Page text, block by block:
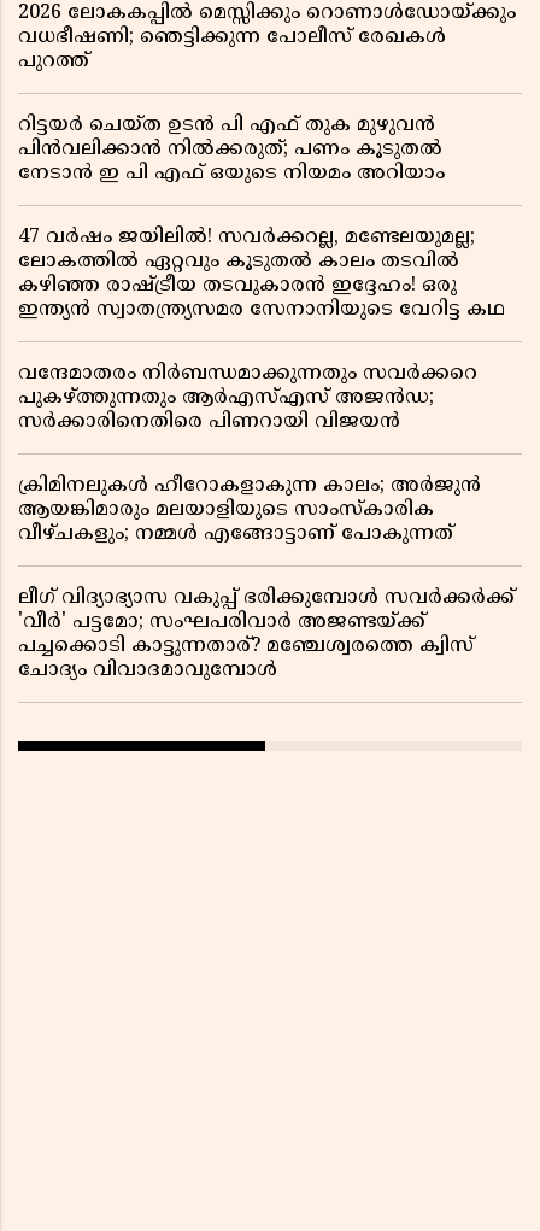
2026 ലോകകപ്പിൽ മെസ്സിക്കും റൊണാൾഡോയ്ക്കും
വധഭീഷണി; ഞെട്ടിക്കുന്ന പോലീസ് രേഖകൾ
പുറത്ത്
റിട്ടയർ ചെയ്ത ഉടൻ പി എഫ് തുക മുഴുവൻ
പിൻവലിക്കാൻ നിൽക്കരുത്; പണം കൂടുതൽ
നേടാൻ ഇ പി എഫ് ഒയുടെ നിയമം അറിയാം
47 വർഷം ജയിലിൽ! സവർക്കറല്ല, മണ്ടേലയുമല്ല;
ലോകത്തിൽ ഏറ്റവും കൂടുതൽ കാലം തടവിൽ
കഴിഞ്ഞ രാഷ്ട്രീയ തടവുകാരൻ ഇദ്ദേഹം! ഒരു
ഇന്ത്യൻ സ്വാതന്ത്ര്യസമര സേനാനിയുടെ വേറിട്ട കഥ
വന്ദേമാതരം നിർബന്ധമാക്കുന്നതും സവർക്കറെ
പുകഴ്ത്തുന്നതും ആർഎസ്എസ് അജൻഡ;
സർക്കാരിനെതിരെ പിണറായി വിജയൻ
ക്രിമിനലുകൾ ഹീറോകളാകുന്ന കാലം; അർജുൻ
ആയങ്കിമാരും മലയാളിയുടെ സാംസ്കാരിക
വീഴ്ചകളും; നമ്മൾ എങ്ങോട്ടാണ് പോകുന്നത്
ലീഗ് വിദ്യാഭ്യാസ വകുപ്പ് ഭരിക്കുമ്പോൾ സവർക്കർക്ക്
'വീർ' പട്ടമോ; സംഘപരിവാർ അജണ്ടയ്ക്ക്
പച്ചക്കൊടി കാട്ടുന്നതാര്? മഞ്ചേശ്വരത്തെ ക്വിസ്
ചോദ്യം വിവാദമാവുമ്പോൾ